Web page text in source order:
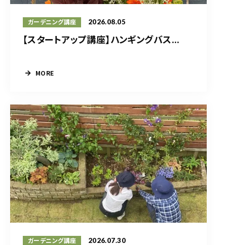
ガーデニング講座 2026.08.05
【スタートアップ講座】ハンギングバス...
MORE
ガーデニング講座 2026.07.30